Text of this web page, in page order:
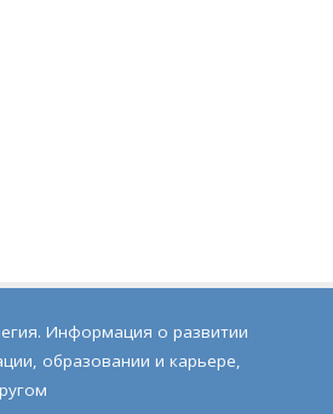
Информация о развитии
образовании и карьере,